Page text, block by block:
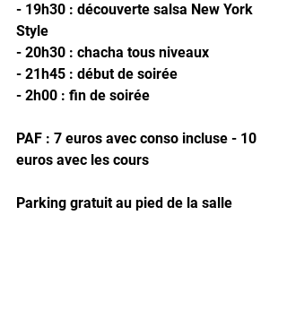
- 19h30 : découverte salsa New York
Style
- 20h30 : chacha tous niveaux
- 21h45 : début de soirée
- 2h00 : fin de soirée
PAF : 7 euros avec conso incluse - 10
euros avec les cours
Parking gratuit au pied de la salle